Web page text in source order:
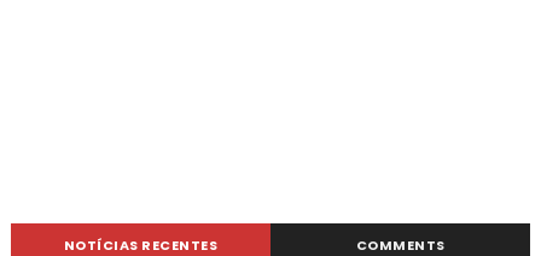
NOTÍCIAS RECENTES COMMENTS